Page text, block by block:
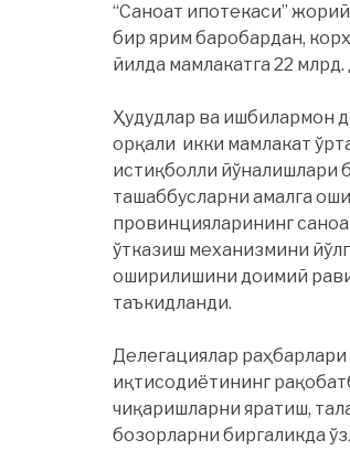
“Саноат ипотекаси”
бир ярим баробардан,
йилда мамлакатга 22
Ҳудудлар ва ишбилармон
орқали икки мамлакат
истиқболли йўналишлари
ташаббусларни амалга
провинцияларининг
ўтказиш механизмини
оширилишини доимий
таъкидланди.
Делегациялар
иқтисодиётининг
чиқаришларни яратиш,
бозорларни биргаликда